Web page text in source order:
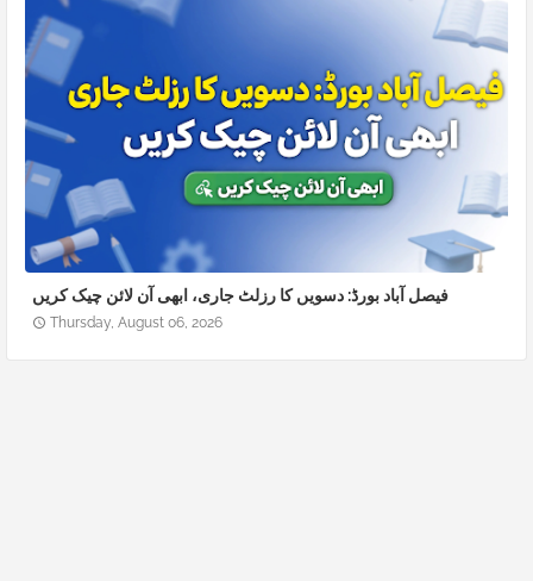
فیصل آباد بورڈ: دسویں کا رزلٹ جاری، ابھی آن لائن چیک کریں
Thursday, August 06, 2026